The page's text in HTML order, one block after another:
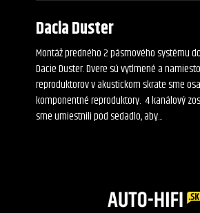
Dacia Duster
Montáž predného 2 pásmového systému
Dacie Duster. Dvere sú vytlmené a
reproduktorov v akustickom skrate sme
komponentné reproduktory. 4 kanálový
sme umiestnili pod sedadlo, aby...